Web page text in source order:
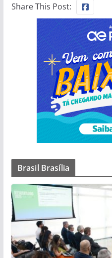
Share This Post:
Brasil Brasília